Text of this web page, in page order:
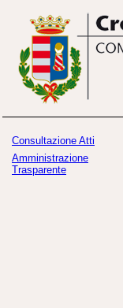
Consultazione Atti
Amministrazione
Trasparente